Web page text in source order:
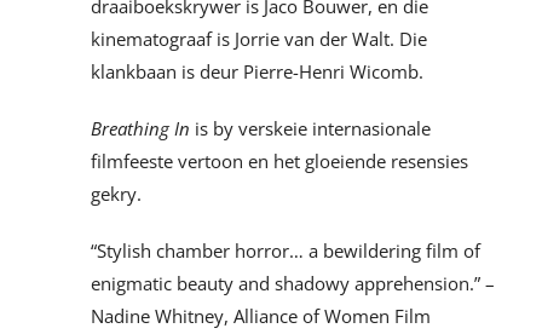
draaiboekskrywer is Jaco Bouwer, en die
kinematograaf is Jorrie van der Walt. Die
klankbaan is deur Pierre-Henri Wicomb.
Breathing In is by verskeie internasionale
filmfeeste vertoon en het gloeiende resensies
gekry.
“Stylish chamber horror… a bewildering film of
enigmatic beauty and shadowy apprehension.” –
Nadine Whitney, Alliance of Women Film